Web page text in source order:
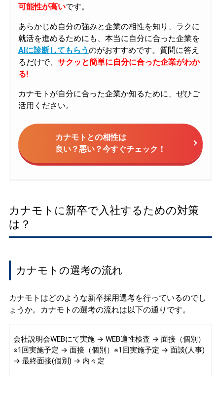
可能性が高いです。
あらかじめ自分の強みと企業の相性を知り、ラクに
就活を進めるためにも、本当に自分に合った企業を
AIに診断してもらうのがおすすめです。質問に答え
るだけで、 サクッと簡単に自分に合った企業がわか
る!
カナモトが自分に合った企業か知るために、ぜひご
活用ください。
カナモトとの相性は
良い？悪い？今すぐチェック！
カナモトに新卒で入社するための対策
は？
カナモトの選考の流れ
カナモトはどのような新卒採用選考を行っているのでし
ょうか。カナモトの選考の流れは以下の通りです。
会社説明会WEBにて実施 → WEB適性検査 → 面接（個別）
※1回実施予定 → 面接（個別）※1回実施予定 → 面談(人事)
→ 最終面接(個別) → 内々定